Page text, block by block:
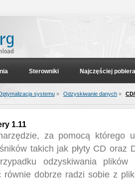
Sterowniki Najczęściej
systemu » Odzyskiwanie danych »
1.11
za pomocą którego
takich jak płyty CD oraz
odzyskiwania
równie dobrze radzi sobie z